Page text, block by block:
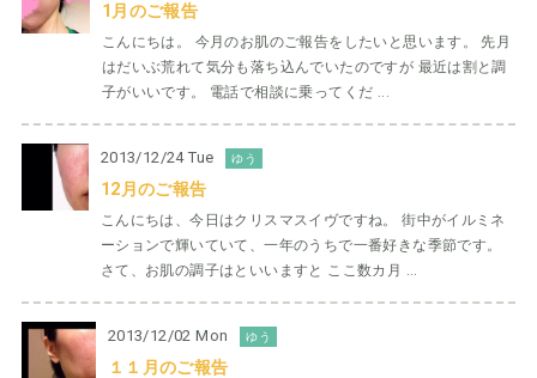
1月のご報告
こんにちは。 今月のお肌のご報告をしたいと思います。 先月
はだいぶ荒れて気分も落ち込んでいたのですが 最近は割と調
子がいいです。 電話で相談に乗ってくだ ...
2013/12/24 Tue ゆう
12月のご報告
こんにちは、今日はクリスマスイヴですね。 街中がイルミネ
ーションで輝いていて、一年のうちで一番好きな季節です。
さて、お肌の調子はといいますと ここ数カ月 ...
2013/12/02 Mon ゆう
１１月のご報告